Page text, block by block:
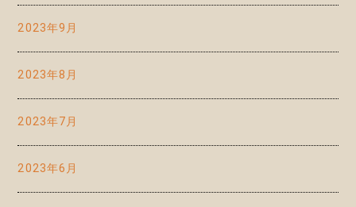
2023年9月
2023年8月
2023年7月
2023年6月